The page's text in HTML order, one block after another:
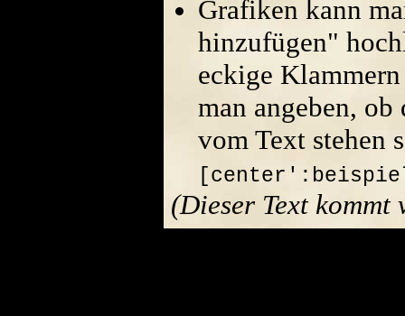
Grafiken kann
hinzufügen"
eckige
man angeben,
vom Text stehen
(Dieser Text kommt